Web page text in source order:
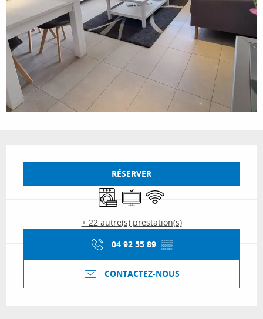
RÉSERVER
Lave lingeTélévision
WiFi
+ 22 autre(s) prestation(s)
04 92 55 89 ▒▒
CONTACTEZ-NOUS